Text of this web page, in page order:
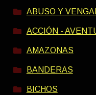
ABUSO Y
ACCIÓN -
AMAZONAS
BANDERAS
BICHOS